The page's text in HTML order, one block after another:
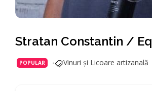
Stratan Constantin /
POPULAR Vinuri și Licoare artizanală